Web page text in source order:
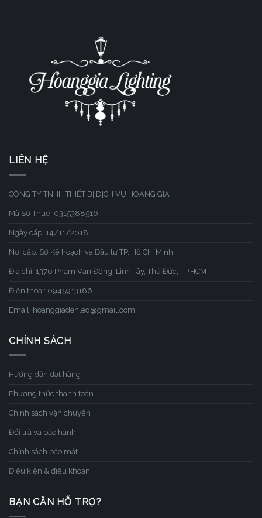
LIÊN HỆ
CÔNG TY TNHH THIẾT BỊ DỊCH VỤ HOÀNG GIA
Mã Số Thuế: 0315388516
Ngày cấp: 14/11/2018
Nơi cấp: Sở Kế hoạch và Đầu tư TP. Hồ Chí Minh
Địa chỉ: 1376 Phạm Văn Đồng, Linh Tây, Thủ Đức, TP.HCM
Điện thoại: 0945913186
Email: hoanggiadenled@gmail.com
CHÍNH SÁCH
Hướng dẫn đặt hàng
Phương thức thanh toán
Chính sách vận chuyển
Đổi trả và bảo hành
Chính sách bảo mật
Điều kiện & điều khoản
BẠN CẦN HỖ TRỢ?